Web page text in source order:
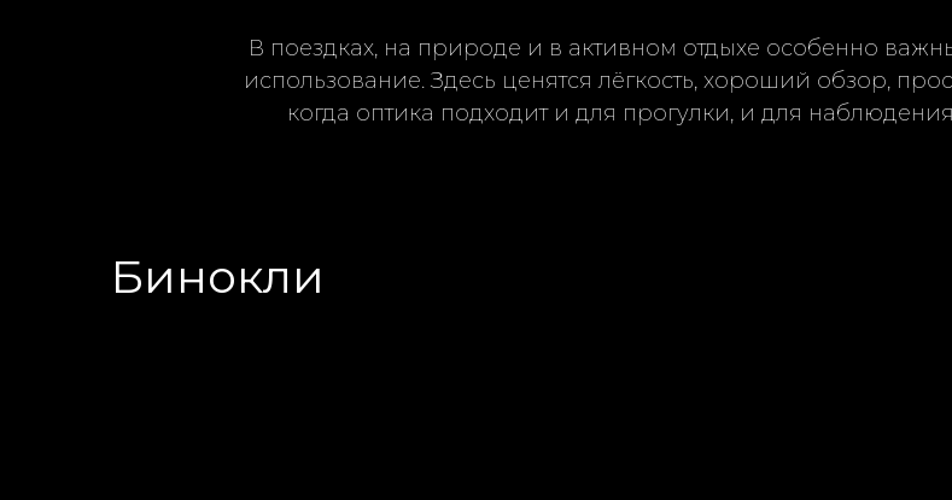
В поездках, на природе и в активном отдыхе особенно
использование. Здесь ценятся лёгкость, хороший обзор,
когда оптика подходит и для прогулки, и для
Бинокли